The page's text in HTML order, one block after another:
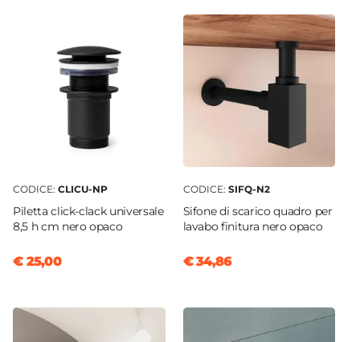
Struttura
Ante
Opaca
Materiale Mobile
Frontale
Dritto
Maniglia
Soft Close
Colore Maniglie E Pomelli
CODICE: CLICU-NP
Piletta click-clack universale
8,5 h cm nero opaco
€ 25,00
CODICE: SIFQ-N2
Sifone di scarico quadro per
lavabo finitura nero opaco
€ 34,86